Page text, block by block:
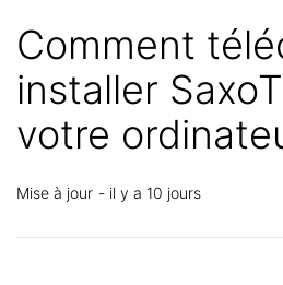
Comment
installer
votre
Mise à jour il y a 10 jours